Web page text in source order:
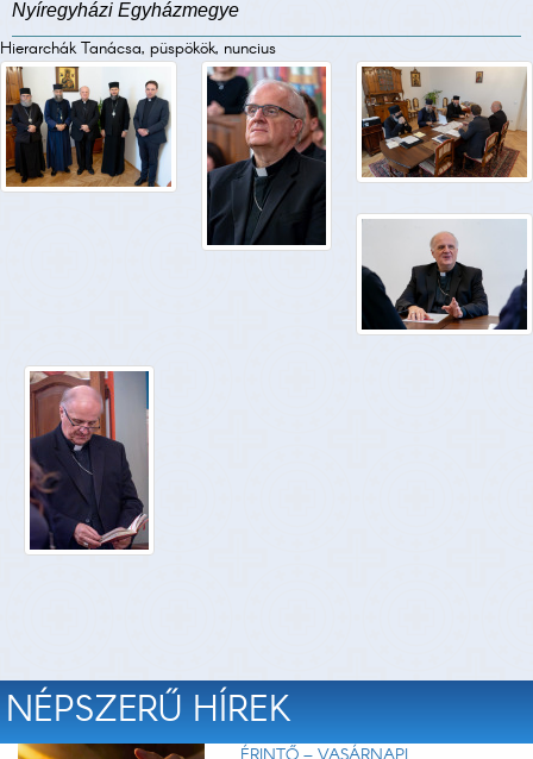
Nyíregyházi Egyházmegye
Hierarchák Tanácsa, püspökök, nuncius
NÉPSZERŰ HÍREK